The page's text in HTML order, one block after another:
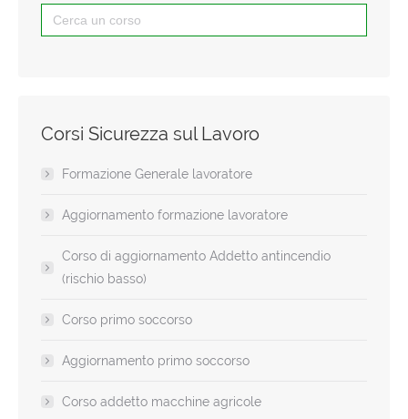
Search
for:
Corsi Sicurezza sul Lavoro
Formazione Generale lavoratore
Aggiornamento formazione lavoratore
Corso di aggiornamento Addetto antincendio
(rischio basso)
Corso primo soccorso
Aggiornamento primo soccorso
Corso addetto macchine agricole